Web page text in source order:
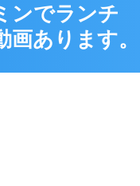
ンでランチ
あります。